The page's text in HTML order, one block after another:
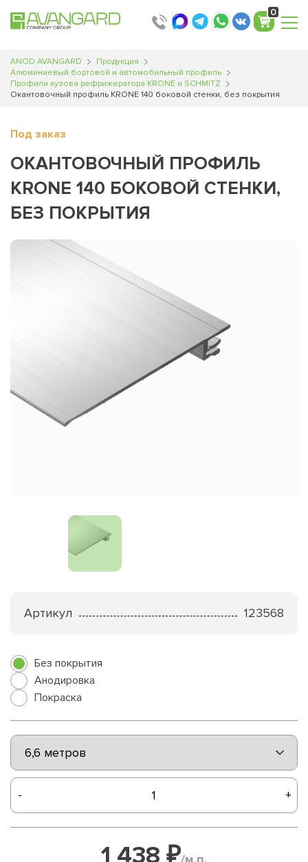
0
ANOD AVANGARD
Продукция
Алюминиевый бортовой и автомобильный профиль
Профили кузова рефрижератора KRONE и SCHMITZ
Окантовочный профиль KRONE 140 боковой стенки, без покрытия
Под заказ
ОКАНТОВОЧНЫЙ ПРОФИЛЬ
KRONE 140 БОКОВОЙ СТЕНКИ,
БЕЗ ПОКРЫТИЯ
Артикул 123568
Без покрытия
Анодировка
Покраска
- +
1 438 ₽